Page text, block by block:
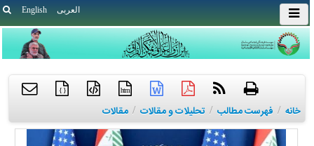
English العربی
htm
{ }
خانه / فهرست مطالب / تحلیلات و مقالات / مقالات